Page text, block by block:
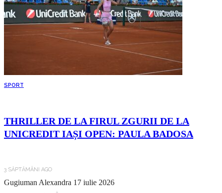
SPORT
THRILLER DE LA FIRUL ZGURII DE LA
UNICREDIT IAȘI OPEN: PAULA BADOSA
3 SĂPTĂMÂNI AGO
Gugiuman Alexandra 17 iulie 2026